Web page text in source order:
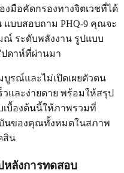
งมือคัดกรองทางจิตเวชที่ได้
แบบสอบถาม PHQ-9 คุณจะ
ณ์ ระดับพลังงาน รูปแบบ
ดาห์ที่ผ่านมา
รณ์และไม่เปิดเผยตัวตน
และง่ายดาย พร้อมให้สรุป
บื้องต้นนี้ให้ภาพรวมที่
นของคุณทั้งหมดในสภาพ
สิน
ลังการทดสอบ